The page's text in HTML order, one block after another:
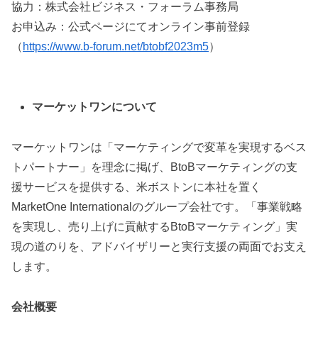
協力：株式会社ビジネス・フォーラム事務局
お申込み：公式ページにてオンライン事前登録
（ https://www.b-forum.net/btobf2023m5）
マーケットワンについて
マーケットワンは「マーケティングで変革を実現するベス
トパートナー」を理念に掲げ、BtoBマーケティングの支
援サービスを提供する、米ボストンに本社を置く
MarketOne Internationalのグループ会社です。「事業戦略
を実現し、売り上げに貢献するBtoBマーケティング」実
現の道のりを、アドバイザリーと実行支援の両面でお支え
します。
会社概要